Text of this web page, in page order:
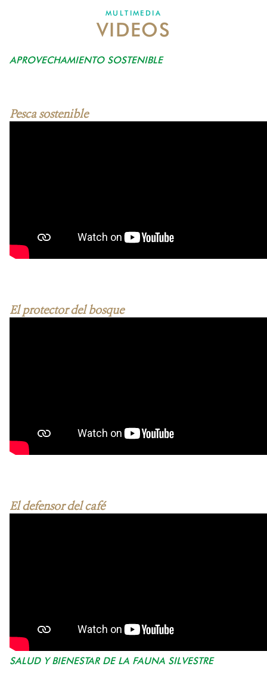
MECANISMO DE ATENCIÓN DE QUEJAS Y RECLAMOS
DONA
MULTIMEDIA
VIDEOS
APROVECHAMIENTO SOSTENIBLE
Pesca sostenible
El protector del bosque
El defensor del café
SALUD Y BIENESTAR DE LA FAUNA SILVESTRE